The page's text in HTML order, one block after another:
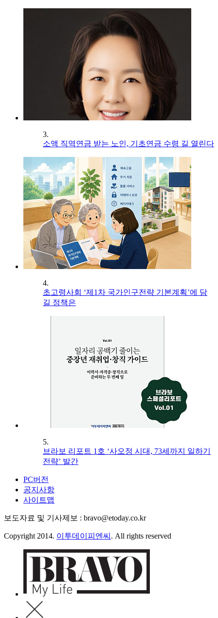
3.
소액 직역연금 받는 노인, 기초연금 수령 길 열린다
4.
초고령사회 ‘제1차 국가인구전략 기본계획’에 담
길 정책은
5.
브라보 리포트 1호 ‘사오정 시대, 73세까지 일하기
전략’ 발간
PC버전
공지사항
사이트맵
보도자료 및 기사제보 : bravo@etoday.co.kr
Copyright 2014. 이투데이피엔씨 . All rights reserved